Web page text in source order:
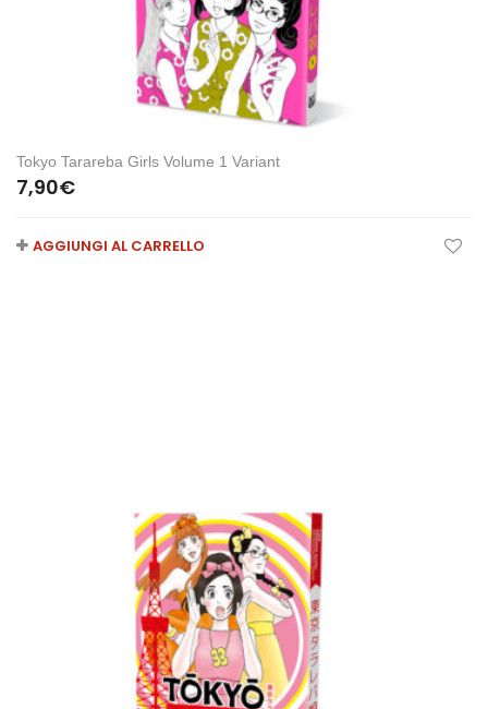
Tokyo Tarareba Girls Volume 1 Variant
7,90€
AGGIUNGI AL CARRELLO